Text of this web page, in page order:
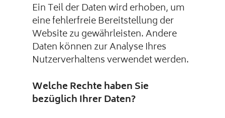
Ein Teil der Daten wird erhoben, um
eine fehlerfreie Bereitstellung der
Website zu gewährleisten. Andere
Daten können zur Analyse Ihres
Nutzerverhaltens verwendet werden.
Welche Rechte haben Sie
bezüglich Ihrer Daten?